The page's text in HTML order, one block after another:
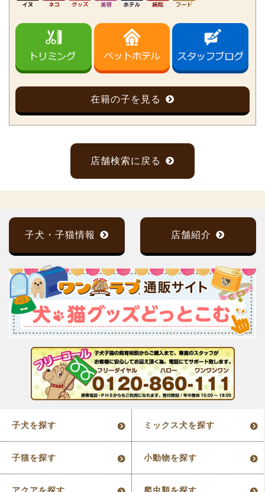
在籍の子を見る
店舗検索に戻る
子犬・子猫情報 店舗紹介
子犬を探す ミックス犬を探す
子猫を探す 小動物を探す